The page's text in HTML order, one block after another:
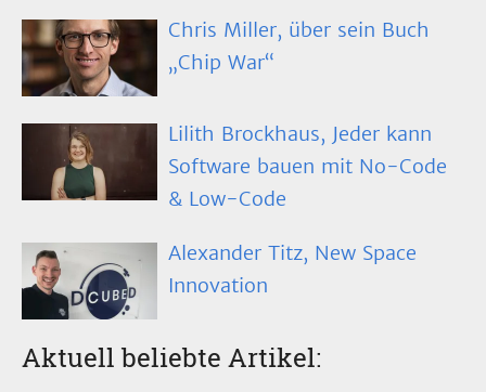
Chris Miller, über sein Buch
„Chip War“
Lilith Brockhaus, Jeder kann
Software bauen mit No-Code
& Low-Code
Alexander Titz, New Space
Innovation
Aktuell beliebte Artikel: